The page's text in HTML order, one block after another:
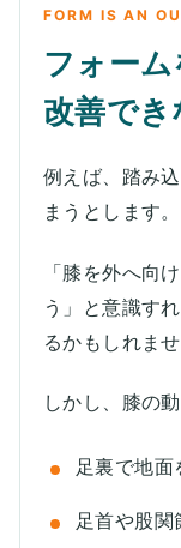
FORM IS AN
フォーム
改善で
例えば、踏み
まうとします。
「膝を外へ向
う」と意識す
るかもしれませ
しかし、膝の
足裏で地面
足首や股関